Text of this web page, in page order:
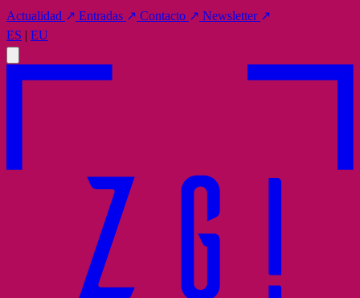
Actualidad ↗ Entradas ↗ Contacto ↗ Newsletter ↗
ES | EU